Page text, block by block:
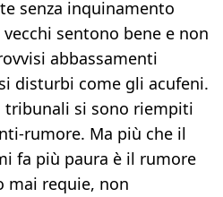
senza inquinamento
sentono bene e non
abbassamenti
disturbi come gli acufeni.
tribunali si sono riempiti
rumore. Ma più che il
fa più paura è il rumore
mai requie, non